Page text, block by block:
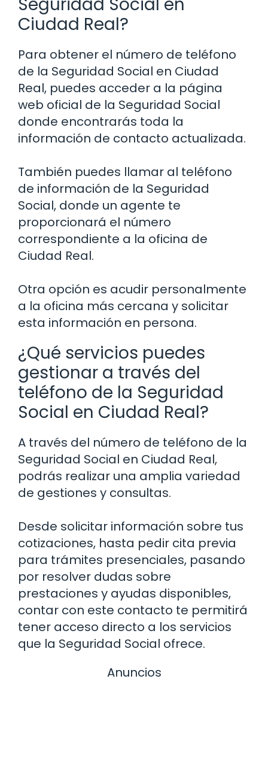
Ciudad Real?
Para obtener el número de teléfono
de la Seguridad Social en Ciudad
Real, puedes acceder a la página
web oficial de la Seguridad Social
donde encontrarás toda la
información de contacto actualizada.
También puedes llamar al teléfono
de información de la Seguridad
Social, donde un agente te
proporcionará el número
correspondiente a la oficina de
Ciudad Real.
Otra opción es acudir personalmente
a la oficina más cercana y solicitar
esta información en persona.
¿Qué servicios puedes
gestionar a través del
teléfono de la Seguridad
Social en Ciudad Real?
A través del número de teléfono de la
Seguridad Social en Ciudad Real,
podrás realizar una amplia variedad
de gestiones y consultas.
Desde solicitar información sobre tus
cotizaciones, hasta pedir cita previa
para trámites presenciales, pasando
por resolver dudas sobre
prestaciones y ayudas disponibles,
contar con este contacto te permitirá
tener acceso directo a los servicios
que la Seguridad Social ofrece.
Anuncios